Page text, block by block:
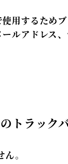
用するため
ルアドレス
トラック
。